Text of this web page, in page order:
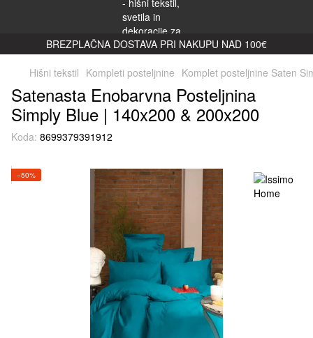
BREZPLAČNA DOSTAVA PRI NAKUPU NAD 100€
Hišni tekstil Kompleti posteljnine Komplet posteljnine Saten
Satenasta Enobarvna Posteljnina
Simply Blue | 140x200 & 200x200
Koda: 8699379391912
−50%